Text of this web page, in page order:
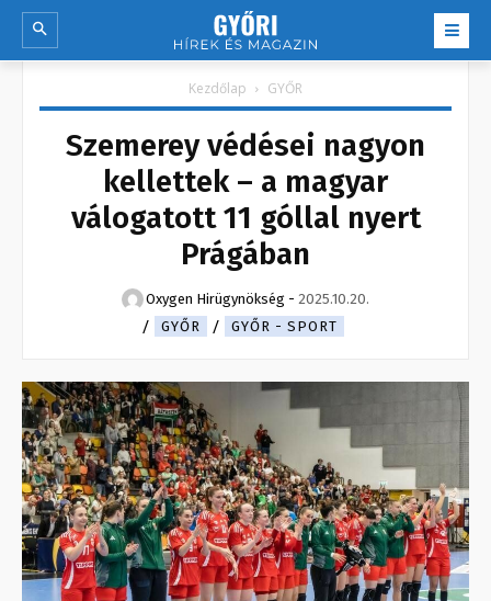
Kezdőlap GYŐR
Szemerey védései nagyon
kellettek – a magyar
válogatott 11 góllal nyert
Prágában
Oxygen Hirügynökség - 2025.10.20.
GYŐR
GYŐR - SPORT